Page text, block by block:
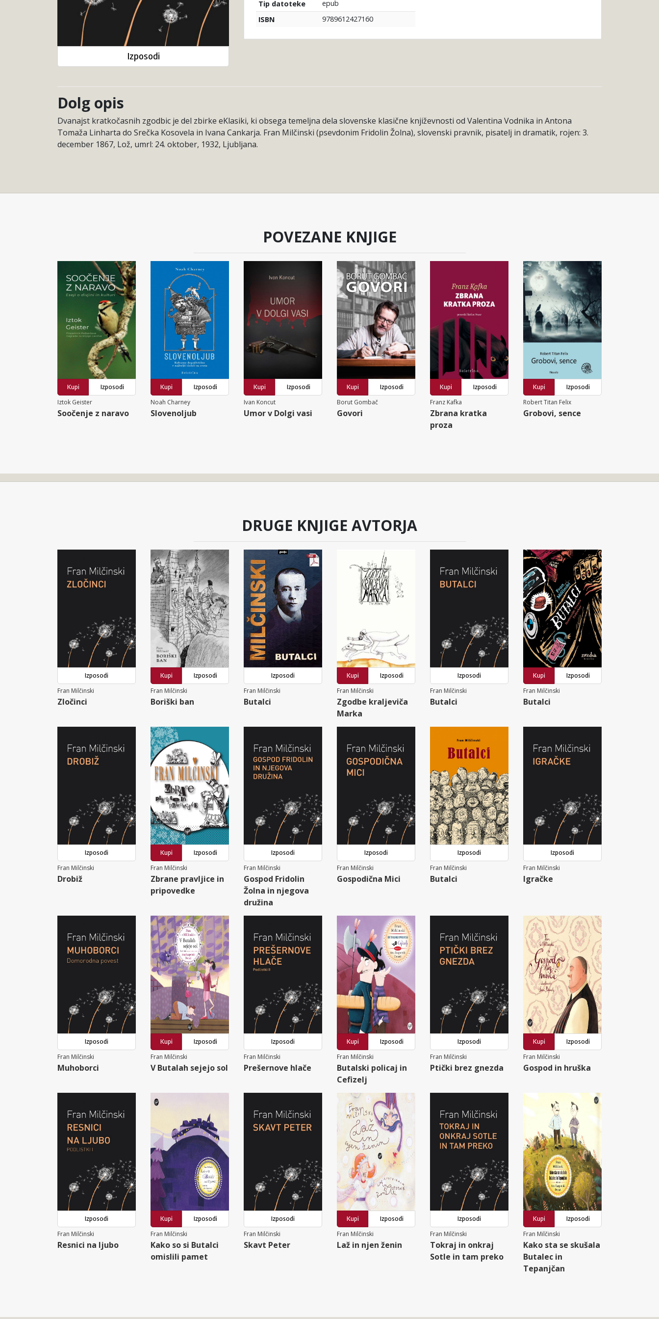
Tip datoteke
epub
ISBN
9789612427160
Izposodi
Dolg opis
Dvanajst kratkočasnih zgodbic je del zbirke eKlasiki, ki obsega temeljna dela slovenske klasične književnosti od Valentina Vodnika in Antona
Tomaža Linharta do Srečka Kosovela in Ivana Cankarja. Fran Milčinski (psevdonim Fridolin Žolna), slovenski pravnik, pisatelj in dramatik, rojen: 3.
december 1867, Lož, umrl: 24. oktober, 1932, Ljubljana.
POVEZANE KNJIGE
Kupi
Izposodi
Iztok Geister
Soočenje z naravo
Kupi
Izposodi
Noah Charney
Slovenoljub
Kupi
Izposodi
Ivan Koncut
Umor v Dolgi vasi
Kupi
Izposodi
Borut Gombač
Govori
Kupi
Izposodi
Franz Kafka
Zbrana kratka
proza
Kupi
Izposodi
Robert Titan Felix
Grobovi, sence
DRUGE KNJIGE AVTORJA
Izposodi
Fran Milčinski
Zločinci
Kupi
Izposodi
Fran Milčinski
Boriški ban
Izposodi
Fran Milčinski
Butalci
Kupi
Izposodi
Fran Milčinski
Zgodbe kraljeviča
Marka
Izposodi
Fran Milčinski
Butalci
Kupi
Izposodi
Fran Milčinski
Butalci
Izposodi
Fran Milčinski
Drobiž
Kupi
Izposodi
Fran Milčinski
Zbrane pravljice in
pripovedke
Izposodi
Fran Milčinski
Gospod Fridolin
Žolna in njegova
družina
Izposodi
Fran Milčinski
Gospodična Mici
Izposodi
Fran Milčinski
Butalci
Izposodi
Fran Milčinski
Igračke
Izposodi
Fran Milčinski
Muhoborci
Kupi
Izposodi
Fran Milčinski
V Butalah sejejo sol
Izposodi
Fran Milčinski
Prešernove hlače
Kupi
Izposodi
Fran Milčinski
Butalski policaj in
Cefizelj
Izposodi
Fran Milčinski
Ptički brez gnezda
Kupi
Izposodi
Fran Milčinski
Gospod in hruška
Izposodi
Fran Milčinski
Resnici na ljubo
Kupi
Izposodi
Fran Milčinski
Kako so si Butalci
omislili pamet
Izposodi
Fran Milčinski
Skavt Peter
Kupi
Izposodi
Fran Milčinski
Laž in njen ženin
Izposodi
Fran Milčinski
Tokraj in onkraj
Sotle in tam preko
Kupi
Izposodi
Fran Milčinski
Kako sta se skušala
Butalec in
Tepanjčan